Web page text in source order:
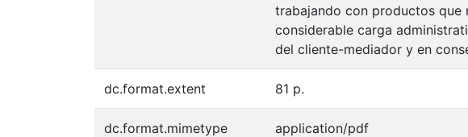
trabajando con productos que
considerable carga
del cliente-mediador y en
dc.format.extent 81 p.
dc.format.mimetype application/pdf